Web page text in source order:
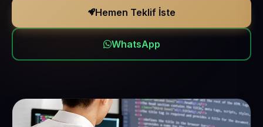
Hemen Teklif İste
WhatsApp